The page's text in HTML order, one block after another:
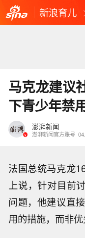
新浪育儿
马克龙建议
下青少年禁
澎湃新闻
澎湃新闻官方账号
法国总统马克龙
上说，针对目前
问题，他建议直
用的措施，而非优